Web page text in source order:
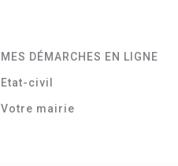
MES DÉMARCHES EN LIGNE
Etat-civil
Votre mairie